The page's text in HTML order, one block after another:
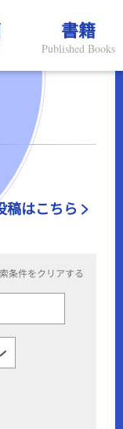
書籍
Published Books
稿はこちら
条件をクリアする